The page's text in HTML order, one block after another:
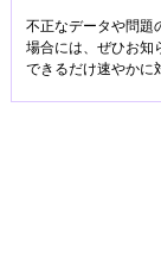
不正なデータや問題
場合には、ぜひお知
できるだけ速やかに